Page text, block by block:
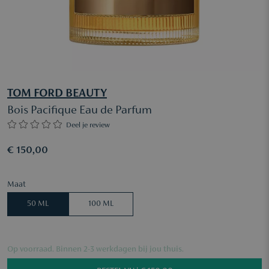
TOM FORD BEAUTY
Bois Pacifique Eau de Parfum
Deel je review
€ 150,00
Maat
50 ML 100 ML
Op voorraad. Binnen 2-3 werkdagen bij jou thuis.